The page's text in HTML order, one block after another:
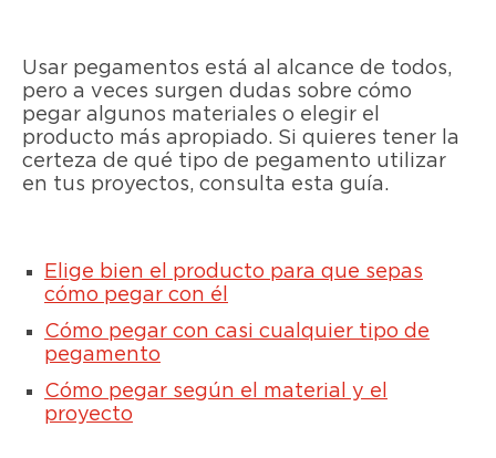
Usar pegamentos está al alcance de todos,
pero a veces surgen dudas sobre cómo
pegar algunos materiales o elegir el
producto más apropiado. Si quieres tener la
certeza de qué tipo de pegamento utilizar
en tus proyectos, consulta esta guía.
Elige bien el producto para que sepas
cómo pegar con él
Cómo pegar con casi cualquier tipo de
pegamento
Cómo pegar según el material y el
proyecto